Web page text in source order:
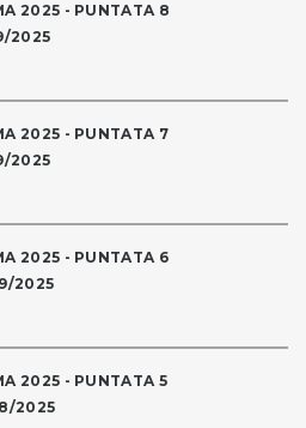
2025 - PUNTATA 8
2025
2025 - PUNTATA 7
2025
2025 - PUNTATA 6
2025
2025 - PUNTATA 5
2025